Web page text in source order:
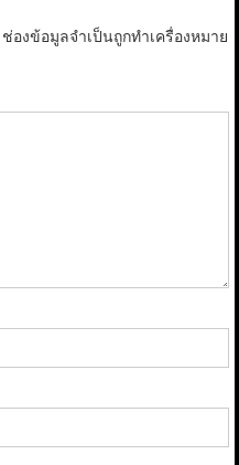
ช่องข้อมูลจำเป็นถูกทำเครื่องหมาย